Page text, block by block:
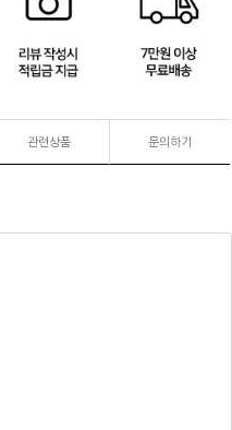
관련상품 문의하기